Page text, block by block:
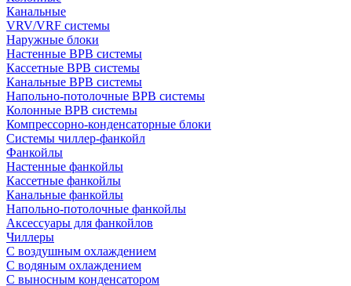
Канальные
VRV/VRF системы
Наружные блоки
Настенные ВРВ системы
Кассетные ВРВ системы
Канальные ВРВ системы
Напольно-потолочные ВРВ системы
Колонные ВРВ системы
Компрессорно-конденсаторные блоки
Системы чиллер-фанкойл
Фанкойлы
Настенные фанкойлы
Кассетные фанкойлы
Канальные фанкойлы
Напольно-потолочные фанкойлы
Аксессуары для фанкойлов
Чиллеры
С воздушным охлаждением
С водяным охлаждением
С выносным конденсатором